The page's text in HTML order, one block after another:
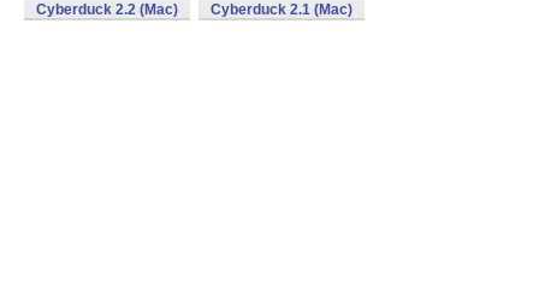
Cyberduck 2.2 (Mac) Cyberduck 2.1 (Mac)